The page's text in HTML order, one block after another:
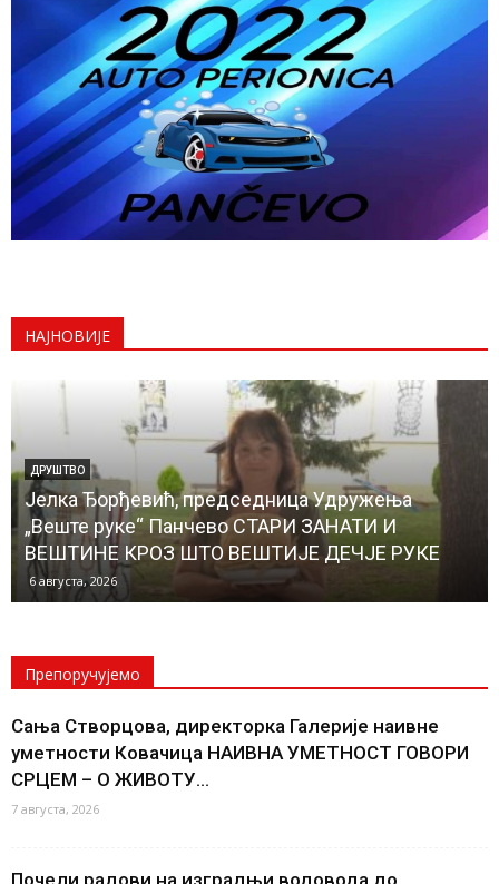
НАЈНОВИЈЕ
ДРУШТВО
Јелка Ђорђевић, председница Удружења
„Веште руке“ Панчево СТАРИ ЗАНАТИ И
ВЕШТИНЕ КРОЗ ШТО ВЕШТИЈЕ ДЕЧЈЕ РУКЕ
6 августа, 2026
Препоручујемо
Сања Створцова, директорка Галерије наивне
уметности Ковачица НАИВНА УМЕТНОСТ ГОВОРИ
СРЦЕМ – О ЖИВОТУ...
7 августа, 2026
Почели радови на изградњи водовода до